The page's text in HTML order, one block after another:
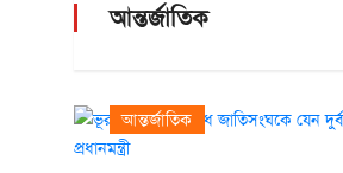
আন্তর্জাতিক
আন্তর্জাতিক